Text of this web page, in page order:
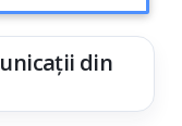
din